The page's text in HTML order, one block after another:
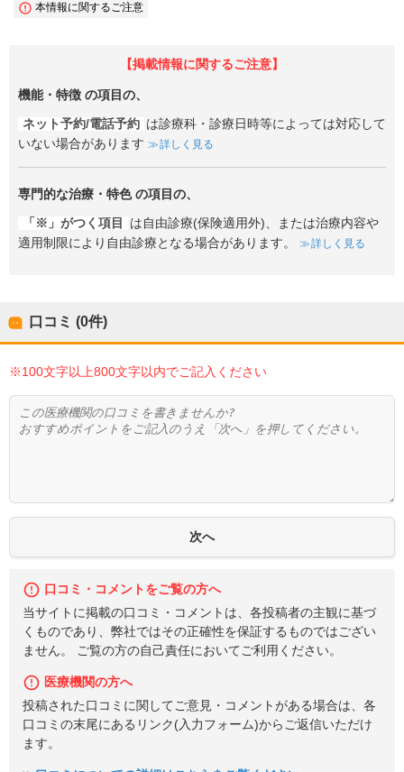
本情報に関するご注意
【掲載情報に関するご注意】
機能・特徴 の項目の、
ネット予約/電話予約 は診療科・診療日時等によっては対応して
いない場合があります
詳しく見る
専門的な治療・特色の項目の、
「※」がつく項目
は自由診療(保険適用外)、または治療内容や
適用制限により自由診療となる場合があります。
詳しく見る
口コミ (0件)
※100文字以上800文字以内でご記入ください
口コミ・コメントをご覧の方へ
当サイトに掲載の口コミ・コメントは、各投稿者の主観に基づ
くものであり、弊社ではその正確性を保証するものではござい
ません。 ご覧の方の自己責任においてご利用ください。
医療機関の方へ
投稿された口コミに関してご意見・コメントがある場合は、各
口コミの末尾にあるリンク(入力フォーム)からご返信いただけ
ます。